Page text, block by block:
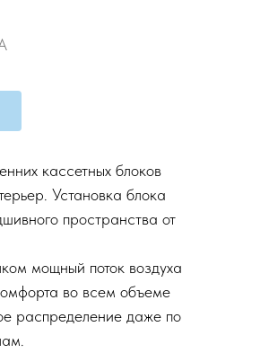
кассетных блоков
Установка блока
пространства от
мощный поток воздуха
во всем объеме
распределение даже по